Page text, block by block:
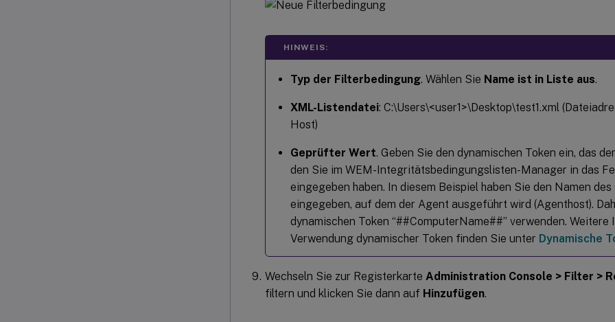
HINWEIS:
Typ der Filterbedingung. Wählen Sie Name ist in Liste aus.
XML-Listendatei: C:\Users\<user1>\Desktop\test1.xml
Host)
Geprüfter Wert. Geben Sie den dynamischen Token ein, das
den Sie im WEM-Integritätsbedingungslisten-Manager in das
eingegeben haben. In diesem Beispiel haben Sie den Namen des
eingegeben, auf dem der Agent ausgeführt wird (Agenthost).
dynamischen Token “##ComputerName##” verwenden.
Verwendung dynamischer Token finden Sie unter Dynamische
Wechseln Sie zur Registerkarte Administration Console > Filter >
filtern und klicken Sie dann auf Hinzufügen.